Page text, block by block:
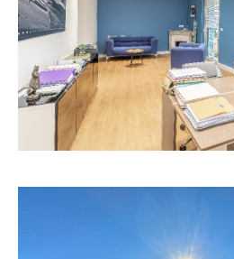
Du plus cher au moins cher
Du moins cher au plus cher